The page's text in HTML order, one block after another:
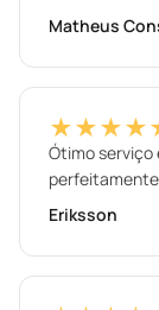
Matheus
Ótimo
Eriksson